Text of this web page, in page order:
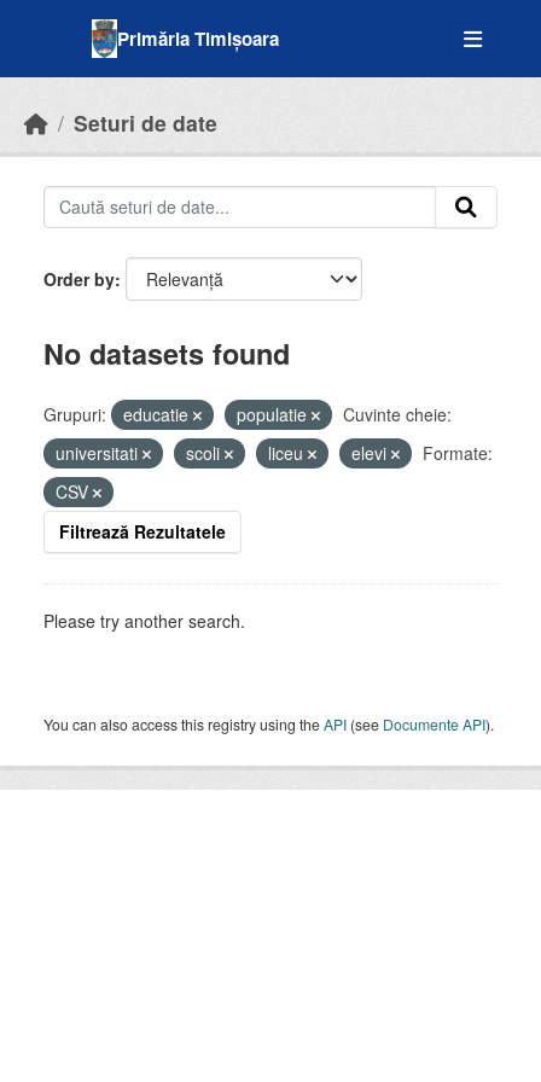
Primăria Timișoara
Seturi de date
Order by
No datasets found
Grupuri: educatie populatie
Cuvinte cheie:
universitati
scoli liceu elevi
Formate:
CSV
Filtrează Rezultatele
Please try another search.
You can also access this registry using theAPI (see Documente API).